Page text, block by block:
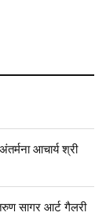
आचार्य श्री
सागर आर्ट गैलरी